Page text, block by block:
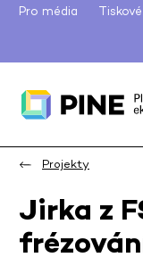
Pro média
Projekty
Jirka z